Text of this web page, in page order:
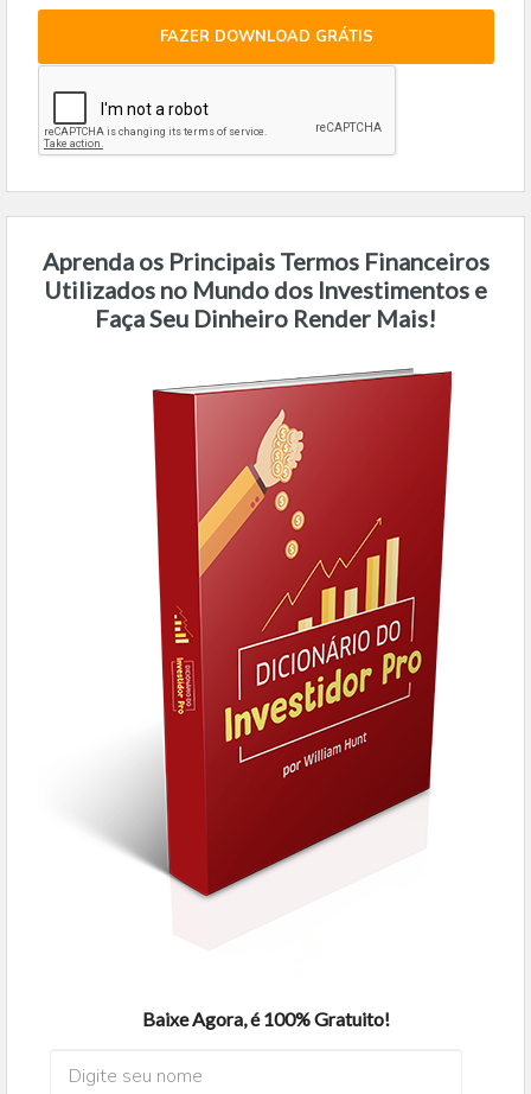
FAZER DOWNLOAD GRÁTIS
Aprenda os Principais Termos Financeiros
Utilizados no Mundo dos Investimentos e
Faça Seu Dinheiro Render Mais!
Baixe Agora, é 100% Gratuito!